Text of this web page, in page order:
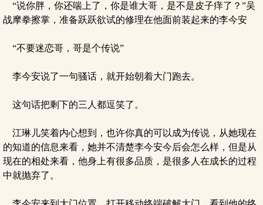
“说你胖，你还喘上了，你是谁大哥，是不是皮子痒了？”吴
战摩拳擦掌，准备跃跃欲试的修理在他面前装起来的李今安
“不要迷恋哥，哥是个传说”
李今安说了一句骚话，就开始朝着大门跑去。
这句话把剩下的三人都逗笑了。
江琳儿笑着内心想到，也许你真的可以成为传说，从她现在
的知道的信息来看，她并不清楚李今安今后会怎么样，但是从
现在的相处来看，他身上有很多品质，是很多人在成长的过程
中就抛弃了。